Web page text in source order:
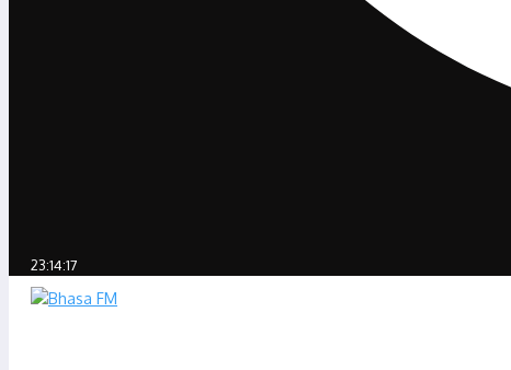
23:14:17